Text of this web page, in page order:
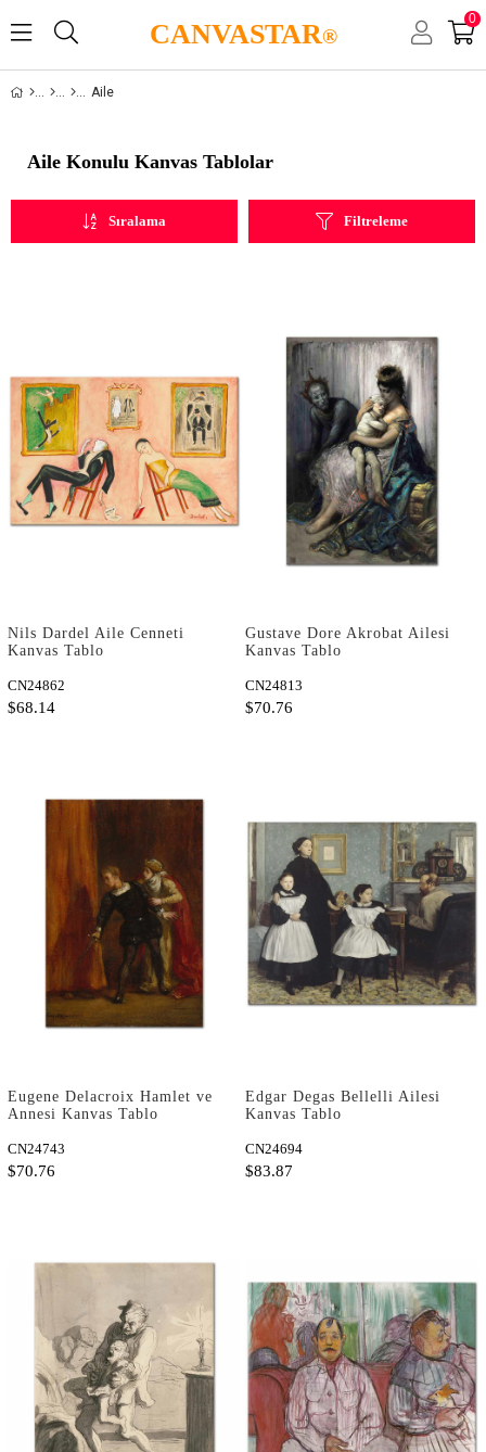
CANVASTAR®
0
Aile
Aile Konulu Kanvas Tablolar
Filtreleme
Sıralama
Nils Dardel Aile Cenneti
Kanvas Tablo
CN24862
$68.14
Gustave Dore Akrobat Ailesi
Kanvas Tablo
CN24813
$70.76
Eugene Delacroix Hamlet ve
Annesi Kanvas Tablo
CN24743
$70.76
Edgar Degas Bellelli Ailesi
Kanvas Tablo
CN24694
$83.87